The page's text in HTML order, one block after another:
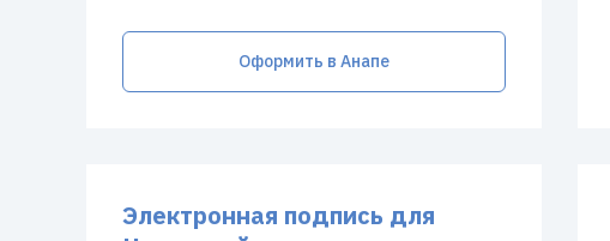
Оформить в Анапе
Электронная подпись для